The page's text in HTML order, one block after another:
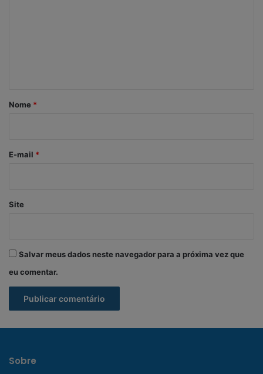
r
*
Nome *
E-mail *
Site
Salvar meus dados neste navegador para a próxima vez que
eu comentar.
Sobre